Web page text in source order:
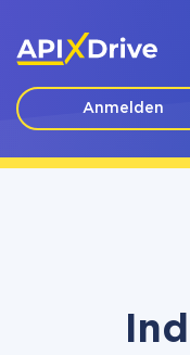
Anmelden